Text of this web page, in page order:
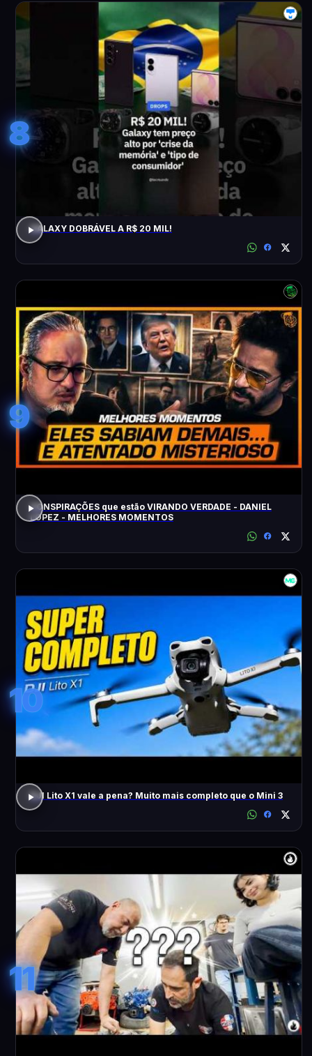
8
GALAXY DOBRÁVEL A R$ 20 MIL!
9
CONSPIRAÇÕES que estão VIRANDO VERDADE - DANIEL
LOPEZ - MELHORES MOMENTOS
10
DJI Lito X1 vale a pena? Muito mais completo que o Mini 3
11